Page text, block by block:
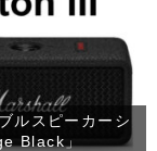
ルスピーカーシ
Black」